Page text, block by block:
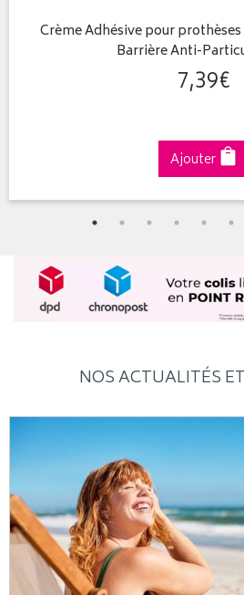
Crème Adhésive pour
Barrière Anti-
7,39€
Ajouter
NOS ACTUALITÉS